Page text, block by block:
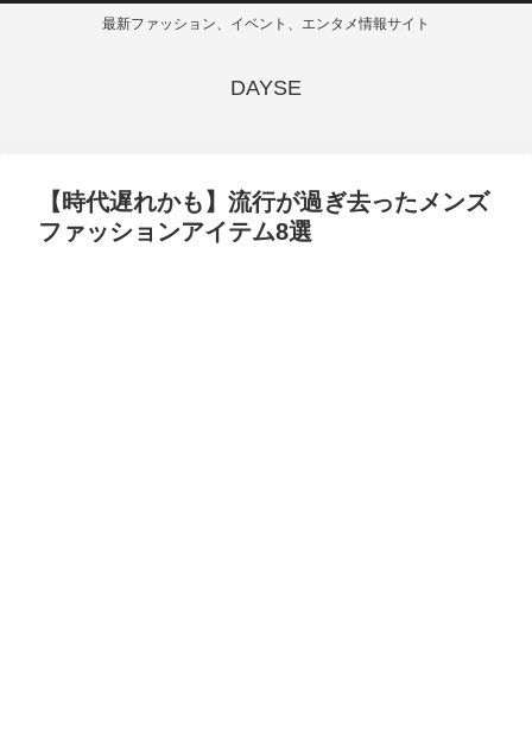
最新ファッション、イベント、エンタメ情報サイト
DAYSE
【時代遅れかも】流行が過ぎ去ったメンズ
ファッションアイテム8選